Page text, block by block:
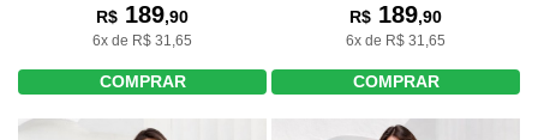
R$ 189,90
6x de R$ 31,65
COMPRAR
R$ 189,90
6x de R$ 31,65
COMPRAR